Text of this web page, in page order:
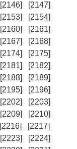
[2146]
[2147]
[2153]
[2154]
[2160]
[2161]
[2167]
[2168]
[2174]
[2175]
[2181]
[2182]
[2188]
[2189]
[2195]
[2196]
[2202]
[2203]
[2209]
[2210]
[2216]
[2217]
[2223]
[2224]